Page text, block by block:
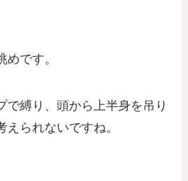
めです。
で縛り、頭から上半身を吊り
られないですね。